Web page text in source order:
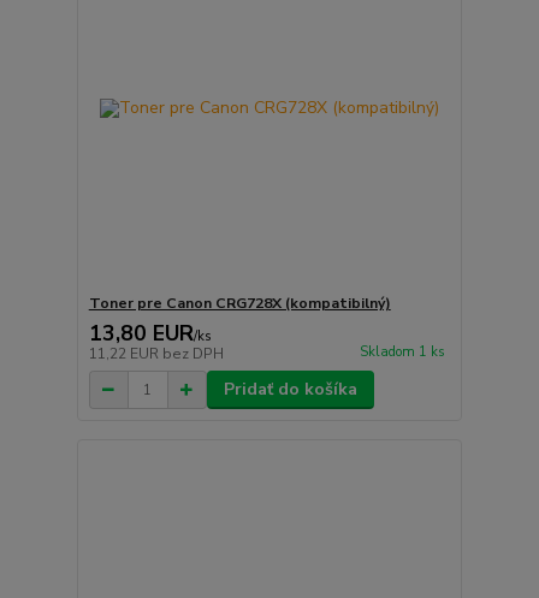
Toner pre Canon CRG728X (kompatibilný)
13,80 EUR/ks
11,22 EUR bez DPH Skladom 1 ks
Pridať do košíka